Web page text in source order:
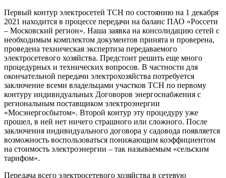
Первый контур электросетей ТСН по состоянию на 1 декабря
2021 находится в процессе передачи на баланс ПАО «Россети
– Московский регион». Наша заявка на консолидацию сетей с
необходимым комплектом документов принята и проверена,
проведена техническая экспертиза передаваемого
электросетевого хозяйства. Предстоит решить еще много
процедурных и технических вопросов. В частности для
окончательной передачи электрохозяйства потребуется
заключение всеми владельцами участков ТСН по первому
контуру индивидуальных Договоров энергоснабжения с
региональным поставщиком электроэнергии
«Мосэнергосбытом». Второй контур эту процедуру уже
прошел, в ней нет ничего страшного или сложного. После
заключения индивидуального договора у садовода появляется
возможность воспользоваться понижающим коэффициентом
на стоимость электроэнергии – так называемым «сельским
тарифом».
Передача всего электросетевого хозяйства в сетевую